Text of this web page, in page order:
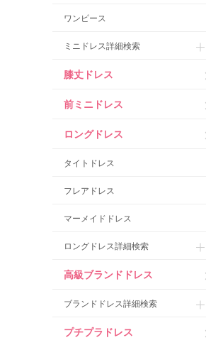
ワンピース
ミニドレス詳細検索
膝丈ドレス
前ミニドレス
ロングドレス
タイトドレス
フレアドレス
マーメイドドレス
ロングドレス詳細検索
高級ブランドドレス
ブランドドレス詳細検索
プチプラドレス